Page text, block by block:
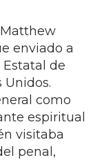
enviado a
de
Unidos.
como
espiritual
visitaba
penal,